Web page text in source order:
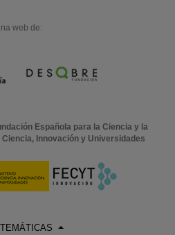
web de:
Española para la Ciencia y la
Innovación y Universidades